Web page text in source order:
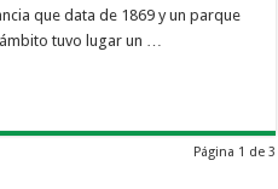
que data de 1869 y un parque
tuvo lugar un …
Página 1 de 3